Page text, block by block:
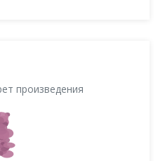
произведения